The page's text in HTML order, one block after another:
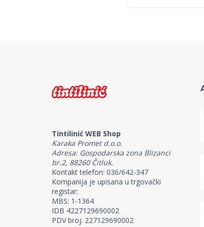
Tintilinić WEB Shop
Karaka Promet d.o.o.
Adresa: Gospodarska zona Blizanci
br.2, 88260 Čitluk.
Kontakt telefon: 036/642-347
Kompanija je upisana u trgovački
registar:
MBS: 1-1364
IDB 4227129690002
PDV broj: 227129690002